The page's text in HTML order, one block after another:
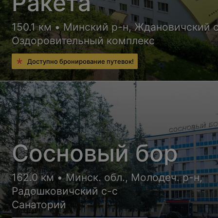
150.1 км • Минский р-н, Ждановичский
Оздоровительный комплекс
Доступно бронирование путевок!
Сосновый бор
162.0 км • Минск. обл., Молодеч. р-н,
Радошковичский c-с
Санаторий